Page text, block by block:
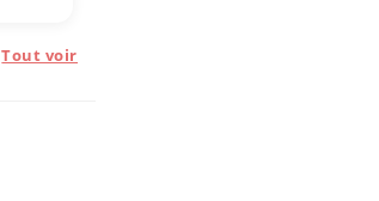
Tout voir